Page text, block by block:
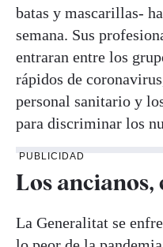
batas y mascarillas-
semana. Sus
entraran entre los
rápidos de
personal sanitario y
para discriminar los
PUBLICIDAD
Los
La Generalitat se